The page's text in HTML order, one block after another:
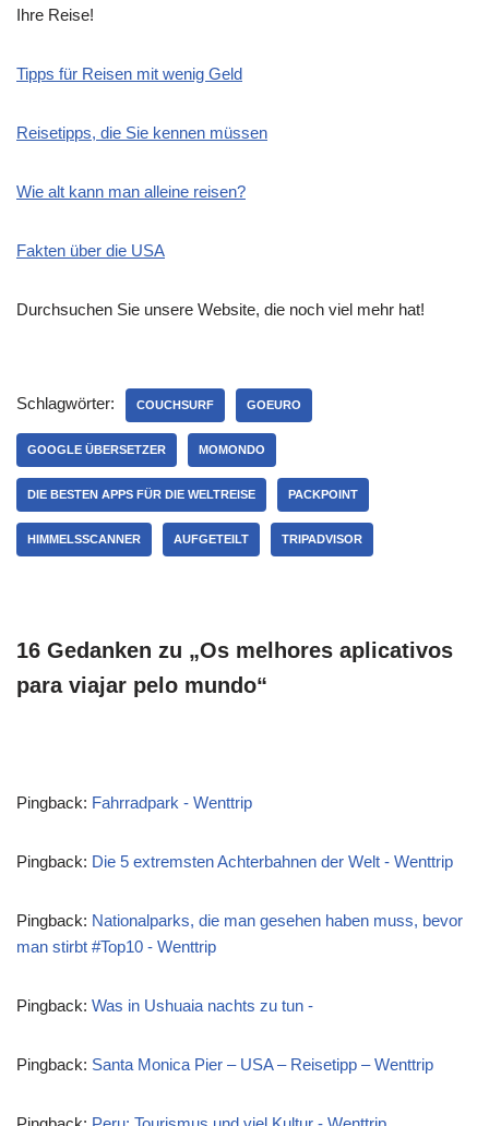
Ihre Reise!
Tipps für Reisen mit wenig Geld
Reisetipps, die Sie kennen müssen
Wie alt kann man alleine reisen?
Fakten über die USA
Durchsuchen Sie unsere Website, die noch viel mehr hat!
Schlagwörter: COUCHSURF GOEURO
GOOGLE ÜBERSETZER MOMONDO
DIE BESTEN APPS FÜR DIE WELTREISE PACKPOINT
HIMMELSSCANNER AUFGETEILT TRIPADVISOR
16 Gedanken zu „Os melhores aplicativos
para viajar pelo mundo“
Pingback: Fahrradpark - Wenttrip
Pingback: Die 5 extremsten Achterbahnen der Welt - Wenttrip
Pingback: Nationalparks, die man gesehen haben muss, bevor
man stirbt #Top10 - Wenttrip
Pingback: Was in Ushuaia nachts zu tun -
Pingback: Santa Monica Pier – USA – Reisetipp – Wenttrip